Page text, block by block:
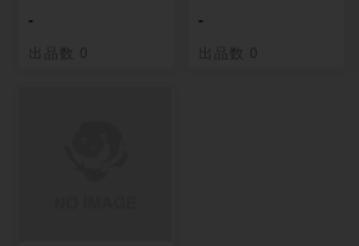
-
出品数 0
-
出品数 0